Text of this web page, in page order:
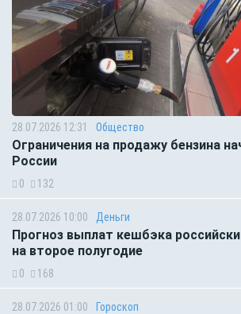
28.07.2026 12:31 Общество
Ограничения на продажу бензина
России
0 132
28.07.2026 10:00 Деньги
Прогноз выплат кешбэка
на второе полугодие
0 168
28.07.2026 01:00 Гороскоп